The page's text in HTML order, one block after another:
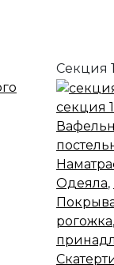
Секция
секция
Одеяла,
рогожка,